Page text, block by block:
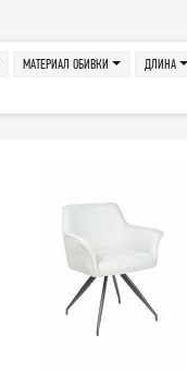
МАТЕРИАЛ ОБИВКИ ДЛИНА